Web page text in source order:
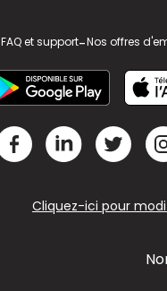
FAQ et support-Nos offres
Cliquez-ici pour